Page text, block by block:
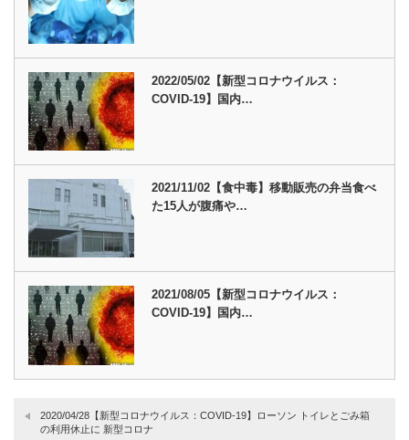
2022/05/02【新型コロナウイルス：
COVID-19】国内…
2021/11/02【食中毒】移動販売の弁当食べ
た15人が腹痛や…
2021/08/05【新型コロナウイルス：
COVID-19】国内…
2020/04/28【新型コロナウイルス：COVID-19】ローソン トイレとごみ箱
の利用休止に 新型コロナ